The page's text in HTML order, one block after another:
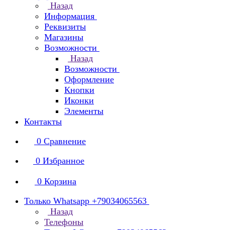
Назад
Информация
Реквизиты
Магазины
Возможности
Назад
Возможности
Оформление
Кнопки
Иконки
Элементы
Контакты
0 Сравнение
0 Избранное
0 Корзина
Только Whatsapp +79034065563
Назад
Телефоны